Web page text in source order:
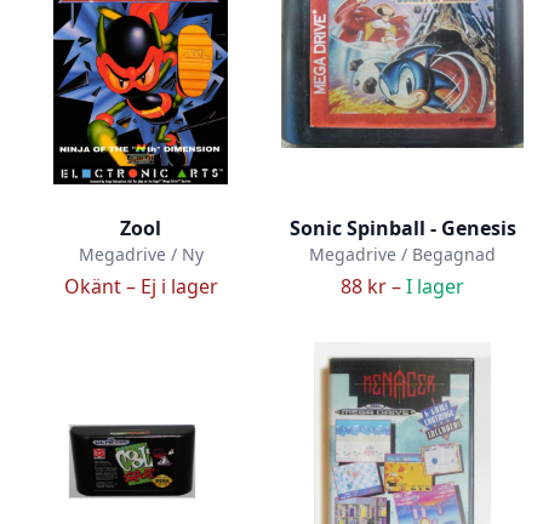
Zool
Megadrive / Ny
Okänt – Ej i lager
Sonic Spinball - Genesis
Megadrive / Begagnad
88 kr –I lager